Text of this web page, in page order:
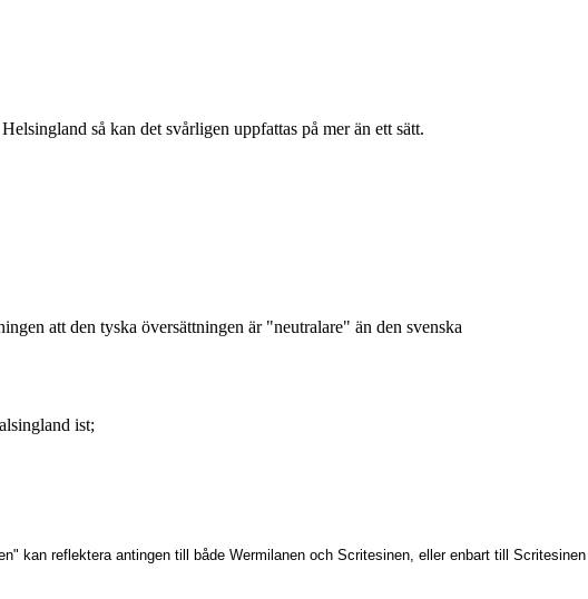
så kan det svårligen uppfattas på mer än ett sätt.
att den tyska översättningen är "neutralare" än den svenska
ist;
kan reflektera antingen till både Wermilanen och Scritesinen, eller enbart till Scritesinen